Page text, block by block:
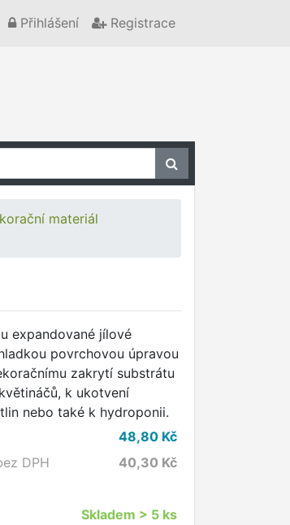
Přihlášení Registrace
materiál
expandované jílové
povrchovou úpravou
zakrytí substrátu
k ukotvení
nebo také k hydroponii.
48,80Kč
DPH
40,30 Kč
Skladem > 5 ks